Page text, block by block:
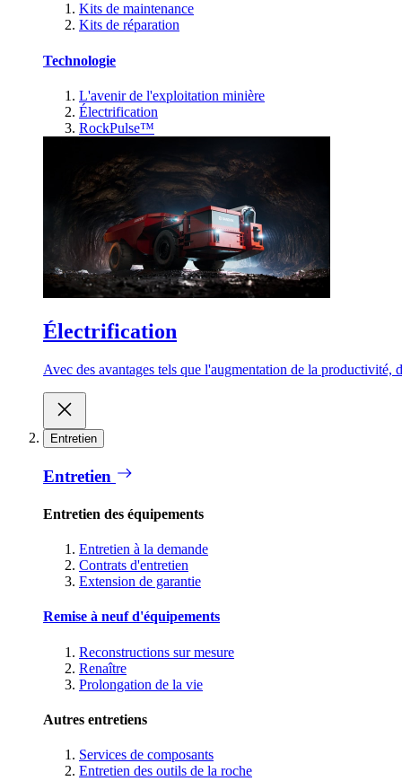
Kits de maintenance
Kits de réparation
Technologie
L'avenir de l'exploitation minière
Électrification
RockPulse™
Électrification
Avec des avantages tels que l'augmentation de la
Entretien
Entretien
Entretien des équipements
Entretien à la demande
Contrats d'entretien
Extension de garantie
Remise à neuf d'équipements
Reconstructions sur mesure
Renaître
Prolongation de la vie
Autres entretiens
Services de composants
Entretien des outils de la roche